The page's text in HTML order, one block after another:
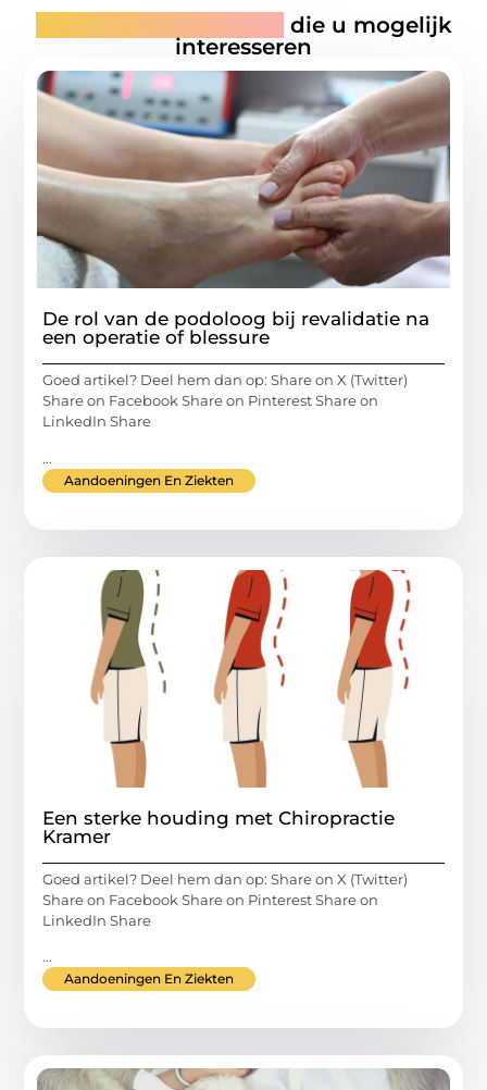
die u mogelijk
interesseren
De rol van de podoloog bij revalidatie na
een operatie of blessure
Goed artikel? Deel hem dan op: Share on X (Twitter)
Share on Facebook Share on Pinterest Share on
LinkedIn Share
...
Aandoeningen En Ziekten
Een sterke houding met Chiropractie
Kramer
Goed artikel? Deel hem dan op: Share on X (Twitter)
Share on Facebook Share on Pinterest Share on
LinkedIn Share
...
Aandoeningen En Ziekten